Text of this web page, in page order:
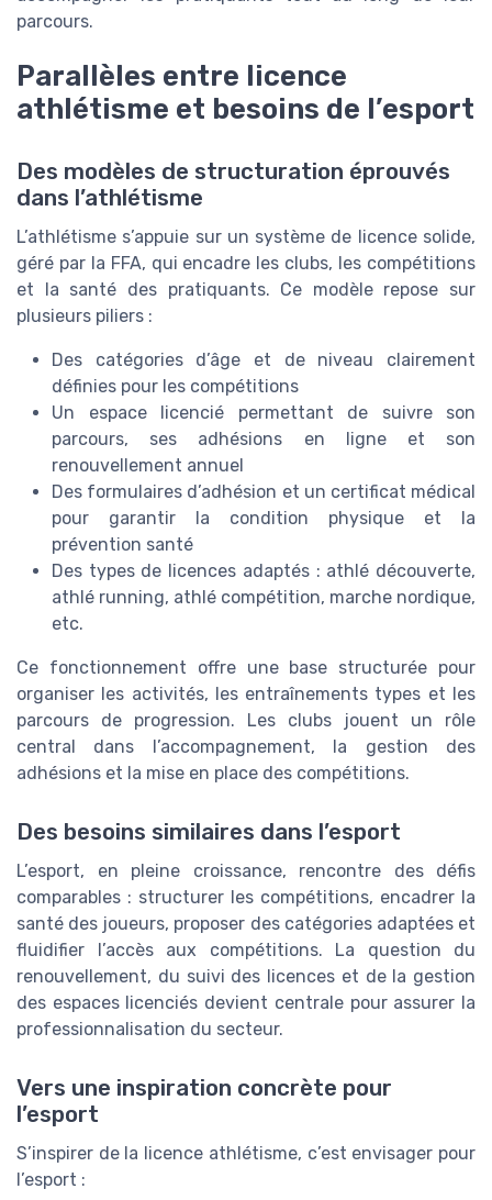
parcours.
Parallèles entre licence
athlétisme et besoins de l’esport
Des modèles de structuration éprouvés
dans l’athlétisme
L’athlétisme s’appuie sur un système de licence solide,
géré par la FFA, qui encadre les clubs, les compétitions
et la santé des pratiquants. Ce modèle repose sur
plusieurs piliers :
Des catégories d’âge et de niveau clairement
définies pour les compétitions
Un espace licencié permettant de suivre son
parcours, ses adhésions en ligne et son
renouvellement annuel
Des formulaires d’adhésion et un certificat médical
pour garantir la condition physique et la
prévention santé
Des types de licences adaptés : athlé découverte,
athlé running, athlé compétition, marche nordique,
etc.
Ce fonctionnement offre une base structurée pour
organiser les activités, les entraînements types et les
parcours de progression. Les clubs jouent un rôle
central dans l’accompagnement, la gestion des
adhésions et la mise en place des compétitions.
Des besoins similaires dans l’esport
L’esport, en pleine croissance, rencontre des défis
comparables : structurer les compétitions, encadrer la
santé des joueurs, proposer des catégories adaptées et
fluidifier l’accès aux compétitions. La question du
renouvellement, du suivi des licences et de la gestion
des espaces licenciés devient centrale pour assurer la
professionnalisation du secteur.
Vers une inspiration concrète pour
l’esport
S’inspirer de la licence athlétisme, c’est envisager pour
l’esport :